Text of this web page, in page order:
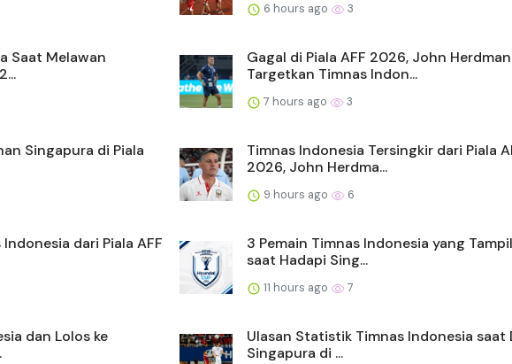
6 hours ago 3
Saat Melawan
Gagal di Piala AFF 2026, John Herdman
Targetkan Timnas Indon...
7 hours ago 3
Singapura di Piala
Timnas Indonesia Tersingkir dari Piala
2026, John Herdma...
9 hours ago 6
dari Piala AFF
3 Pemain Timnas Indonesia yang
saat Hadapi Sing...
11 hours ago 7
dan Lolos ke
Ulasan Statistik Timnas Indonesia saat
Singapura di ...